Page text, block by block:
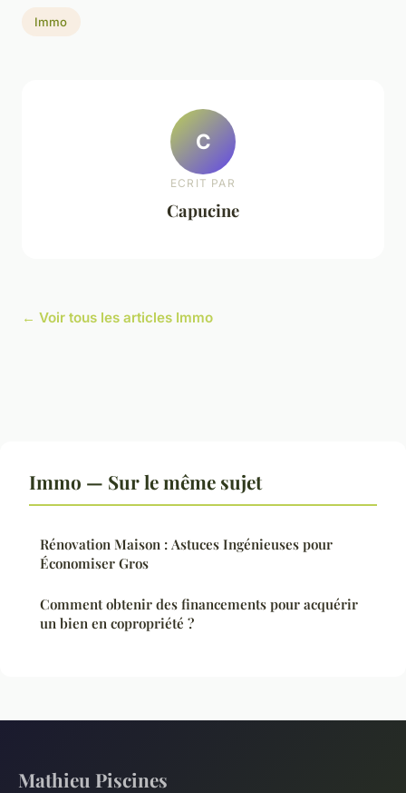
Immo
C
ECRIT PAR
Capucine
← Voir tous les articles Immo
Immo — Sur le même sujet
Rénovation Maison : Astuces Ingénieuses pour
Économiser Gros
Comment obtenir des financements pour acquérir
un bien en copropriété ?
Mathieu Piscines